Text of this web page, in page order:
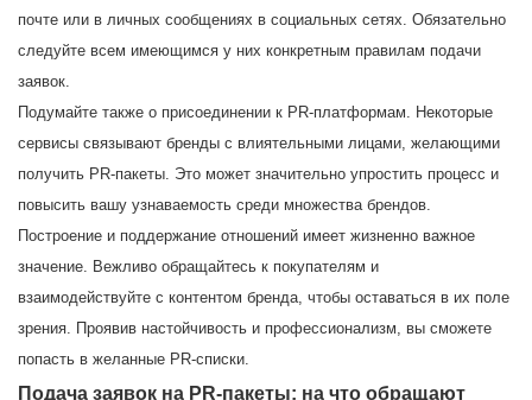
почте или в личных сообщениях в социальных сетях. Обязательно
следуйте всем имеющимся у них конкретным правилам подачи
заявок.
Подумайте также о присоединении к PR-платформам. Некоторые
сервисы связывают бренды с влиятельными лицами, желающими
получить PR-пакеты. Это может значительно упростить процесс и
повысить вашу узнаваемость среди множества брендов.
Построение и поддержание отношений имеет жизненно важное
значение. Вежливо обращайтесь к покупателям и
взаимодействуйте с контентом бренда, чтобы оставаться в их поле
зрения. Проявив настойчивость и профессионализм, вы сможете
попасть в желанные PR-списки.
Подача заявок на PR-пакеты: на что обращают